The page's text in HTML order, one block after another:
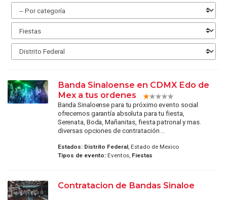
Banda Sinaloense en CDMX Edo de
Mex a tus ordenes
Banda Sinaloense para tu próximo evento social
ofrecemos garantía absoluta para tu fiesta,
Serenata, Boda, Mañanitas, fiesta patronal y mas.
diversas opciones de contratación ...
Estados: Distrito Federal, Estado de Mexico
Tipos de evento:Eventos, Fiestas
Contratacion de Bandas Sinaloe